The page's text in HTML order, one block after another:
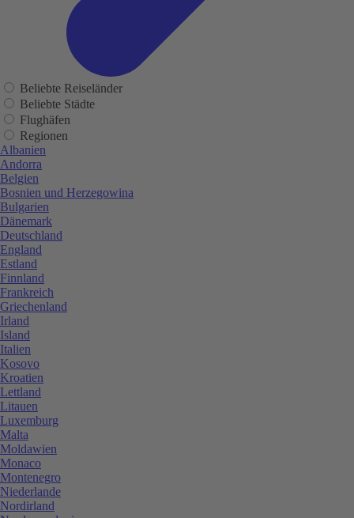
Beliebte Reiseländer
Beliebte Städte
Flughäfen
Regionen
Albanien
Andorra
Belgien
Bosnien und Herzegowina
Bulgarien
Dänemark
Deutschland
England
Estland
Finnland
Frankreich
Griechenland
Irland
Island
Italien
Kosovo
Kroatien
Lettland
Litauen
Luxemburg
Malta
Moldawien
Monaco
Montenegro
Niederlande
Nordirland